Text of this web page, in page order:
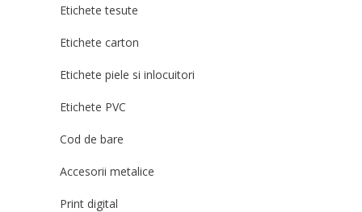
Etichete tesute
Etichete carton
Etichete piele si inlocuitori
Etichete PVC
Cod de bare
Accesorii metalice
Print digital